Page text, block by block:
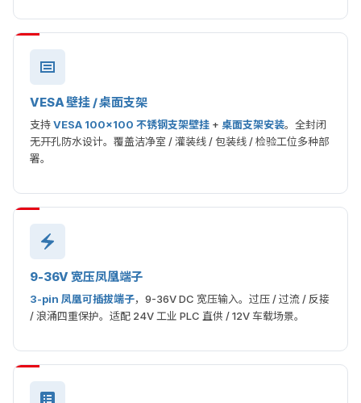
VESA 壁挂 / 桌面支架
支持VESA 100×100 不锈钢支架壁挂 + 桌面支架安装。全封闭
无开孔防水设计。覆盖洁净室 / 灌装线 / 包装线 / 检验工位多种部
署。
9-36V 宽压凤凰端子
3-pin 凤凰可插拔端子，9-36V DC 宽压输入。过压 / 过流 / 反接
/ 浪涌四重保护。适配 24V 工业 PLC 直供 / 12V 车载场景。